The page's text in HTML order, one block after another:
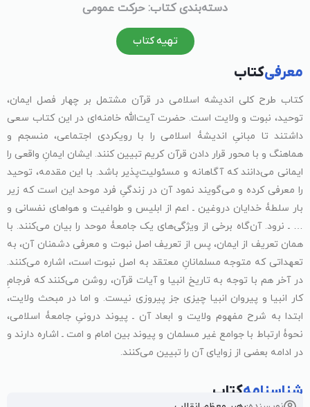
دسته‌بندی کتاب: حرکت عمومی
تهیه کتاب
معرفیکتاب
کتاب طرح کلی اندیشه اسلامی در قرآن مشتمل بر چهار فصل ایمان،
توحید، نبوت و ولایت است. حضرت آیت‌الله خامنه‌ای در این کتاب سعی
داشتند تا مبانیِ اندیشۀ اسلامی را با رویکردی اجتماعی، منسجم و
هماهنگ و با محور قرار دادن قرآن کریم تبیین کنند. ایشان ایمانِ واقعی را
ایمانی می‌دانند که آگاهانه و مسئولیت‌پذیر باشد. با این مقدمه، توحید
را معرفی کرده و می‌گویند نمود آن در زندگیِ فرد موحد این است که زیر
بار سلطۀ خدایان دروغین ـ اعم از ابلیس و طواغیت و هواهای نفسانی و
… ـ نرود. آن‌گاه برخی از ویژگی‌های یک جامعۀ موحد را بیان می‌کنند. با
همان تعریف از ایمان، پس از تعریف اصل نبوت و معرفی دشمنان آن، به
تعهداتی که متوجه مسلمانانِ معتقد به اصل نبوت است، اشاره می‌کنند.
در آخر هم با توجه به تاریخ انبیا و آیات قرآن، روشن می‌کنند که فرجامِ
کار انبیا و پیروان انبیا چیزی جز پیروزی نیست. و اما در مبحث ولایت،
ابتدا به شرح مفهوم ولایت و ابعاد آن ـ پیوند درونیِ جامعۀ اسلامی،
نحوۀ ارتباط با جوامع غیر مسلمان و پیوند بین امام و امت ـ اشاره دارند و
در ادامه بعضی از زوایای آن را تبیین می‌کنند.
شناسنامهکتاب